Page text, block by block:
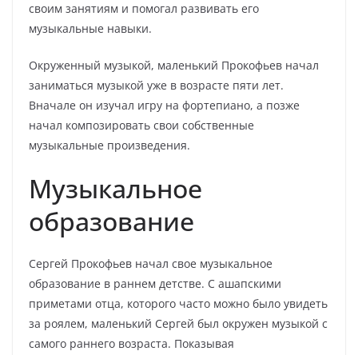
своим занятиям и помогал развивать его
музыкальные навыки.
Окруженный музыкой, маленький Прокофьев начал
заниматься музыкой уже в возрасте пяти лет.
Вначале он изучал игру на фортепиано, а позже
начал композировать свои собственные
музыкальные произведения.
Музыкальное
образование
Сергей Прокофьев начал свое музыкальное
образование в раннем детстве. С ашапскими
приметами отца, которого часто можно было увидеть
за роялем, маленький Сергей был окружен музыкой с
самого раннего возраста. Показывая